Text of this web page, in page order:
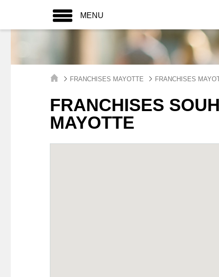
MENU
FRANCHISES MAYOTTE FRANCHISES
FRANCHISES
MAYOTTE